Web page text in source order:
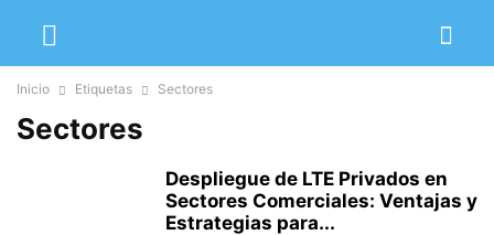
Inicio Etiquetas Sectores
Sectores
Despliegue de LTE Privados en
Sectores Comerciales: Ventajas y
Estrategias para...